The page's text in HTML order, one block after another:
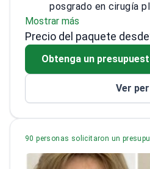
posgrado en cirugía
Médico jefe en varias
prestigiosas en Praga
incluyendo IPRAS y
científicas en varios
Mostrar más
Precio del paquete desde
Obtenga un
Ver
90 personas solicitaron un